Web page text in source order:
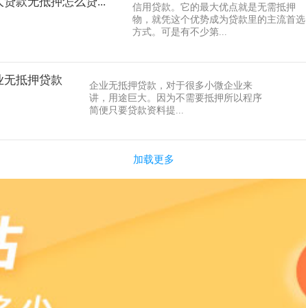
信用贷款。它的最大优点就是无需抵押
物，就凭这个优势成为贷款里的主流首选
方式。可是有不少第...
无抵押贷款
企业无抵押贷款，对于很多小微企业来
讲，用途巨大。因为不需要抵押所以程序
简便只要贷款资料提...
加载更多